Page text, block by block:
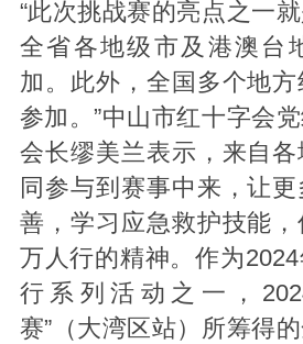
“此次挑战赛的亮点之一
全省各地级市及港澳台
加。此外，全国多个地
参加。”中山市红十字会
会长缪美兰表示，来自
同参与到赛事中来，让
善，学习应急救护技能
万人行的精神。作为
行系列活动之一，
赛”（大湾区站）所筹得